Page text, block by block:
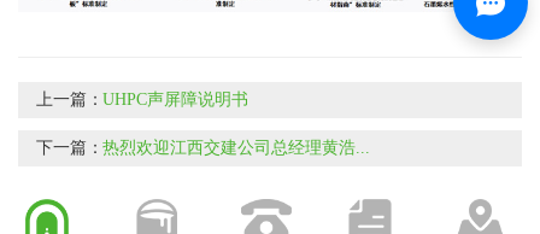
上一篇：UHPC声屏障说明书
下一篇：热烈欢迎江西交建公司总经理黄浩...